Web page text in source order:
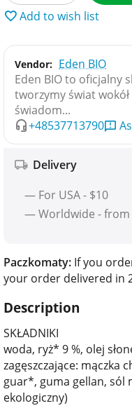
Add to wish list
Vendor: Eden BIO
Eden BIO to oficjalny
tworzymy świat
świadom...
+48537713790
Delivery
— For USA - $10
— Worldwide - from
Paczkomaty: If you
your order delivered in
Description
SKŁADNIKI
woda, ryż* 9 %, olej
zagęszczające: mączka
guar*, guma gellan, sól
ekologiczny)